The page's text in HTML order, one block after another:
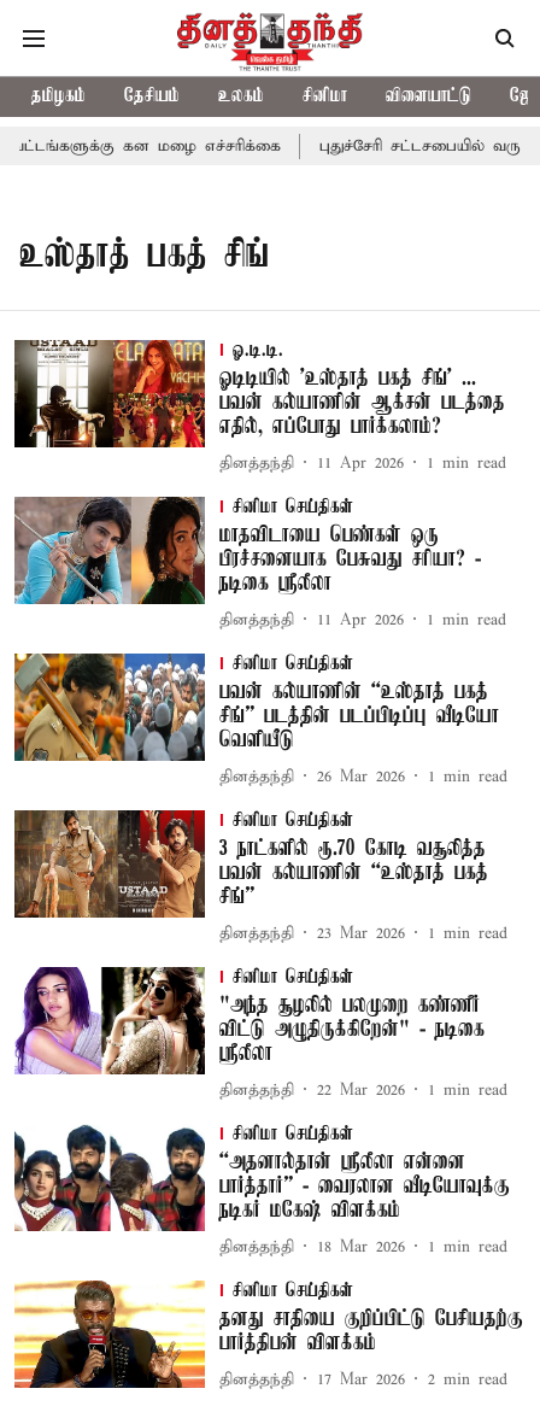
தமிழகம் தேசியம் உலகம் சினிமா விளையாட்டு
கன மழை எச்சரிக்கை புதுச்சேரி சட்டசபையில்
உஸ்தாத் பகத் சிங்
ஓ.டி.டி.
ஓடிடியில் ’உஸ்தாத் பகத் சிங்’ ...
பவன் கல்யாணின் ஆக்சன் படத்தை
எதில், எப்போது பார்க்கலாம்?
தினத்தந்தி 11 Apr 2026 1 min read
சினிமா செய்திகள்
மாதவிடாயை பெண்கள் ஒரு
பிரச்சனையாக பேசுவது சரியா? -
நடிகை ஸ்ரீலீலா
தினத்தந்தி 11 Apr 2026 1 min read
சினிமா செய்திகள்
பவன் கல்யாணின் “உஸ்தாத் பகத்
சிங்” படத்தின் படப்பிடிப்பு வீடியோ
வெளியீடு
தினத்தந்தி 26 Mar 2026 1 min read
சினிமா செய்திகள்
3 நாட்களில் ரூ.70 கோடி வசூலித்த
பவன் கல்யாணின் “உஸ்தாத் பகத்
சிங்”
தினத்தந்தி 23 Mar 2026 1 min read
சினிமா செய்திகள்
"அந்த சூழலில் பலமுறை கண்ணீர்
விட்டு அழுதிருக்கிறேன்" - நடிகை
ஸ்ரீலீலா
தினத்தந்தி 22 Mar 2026 1 min read
சினிமா செய்திகள்
“அதனால்தான் ஸ்ரீலீலா என்னை
பார்த்தார்” - வைரலான வீடியோவுக்கு
நடிகர் மகேஷ் விளக்கம்
தினத்தந்தி 18 Mar 2026 1 min read
சினிமா செய்திகள்
தனது சாதியை குறிப்பிட்டு பேசியதற்கு
பார்த்திபன் விளக்கம்
தினத்தந்தி 17 Mar 2026 2 min read